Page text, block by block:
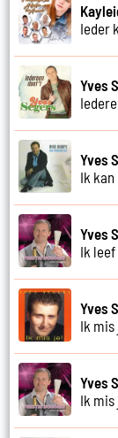
Ieder
Yves
Yves
Ik
Yves
Ik
Yves
Ik mis
Yves
Ik mis